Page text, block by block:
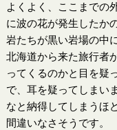
よくよく、ここまでの
に波の花が発生したか
岩たちが黒い岩場の中
北海道から来た旅行者
ってくるのかと目を疑
で、耳を疑ってしまい
なと納得してしまうほ
間違いなさそうです。